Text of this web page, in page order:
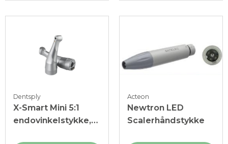
Dentsply
X-Smart Mini 5:1
endovinkelstykke,
Acteon
Newtron LED
Scalerhåndstykke